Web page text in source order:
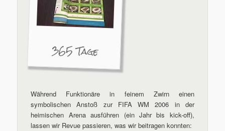
365 Tage
Während Funktionäre in feinem Zwirn einen
symbolischen Anstoß zur FIFA WM 2006 in der
heimischen Arena ausführen (ein Jahr bis kick-off),
lassen wir Revue passieren, was wir beitragen konnten: